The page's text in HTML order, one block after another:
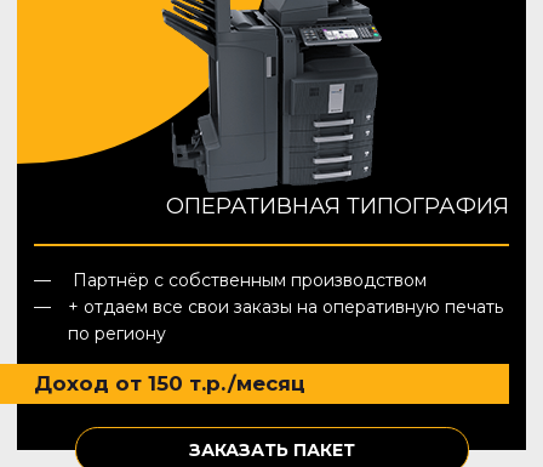
ОПЕРАТИВНАЯ ТИПОГРАФИЯ
Партнёр с собственным производством
+ отдаем все свои заказы на оперативную печать
по региону
Доход от 150 т.р./месяц
ЗАКАЗАТЬ ПАКЕТ